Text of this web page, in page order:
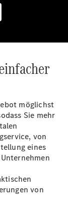
möglichst
Sie mehr
von
eines
von